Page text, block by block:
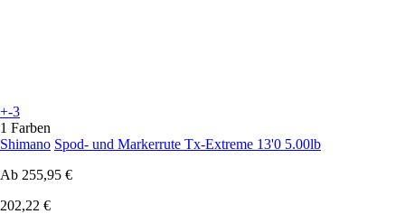
+-3
1 Farben
Shimano Spod- und Markerrute Tx-Extreme 13'0 5.00lb
Ab 255,95 €
202,22 €